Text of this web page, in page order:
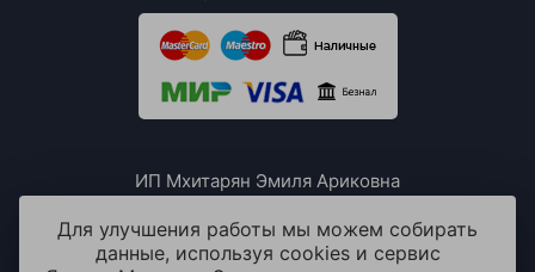
ИП Мхитарян Эмиля Ариковна
ИНН: 771385063807
ОГРН / ОГРНИП: 319508100076230
Для улучшения работы мы можем собирать
данные, используя cookies и сервис